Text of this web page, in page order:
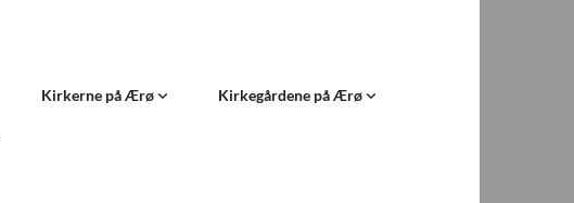
Kirkerne på Ærø Kirkegårdene på Ærø